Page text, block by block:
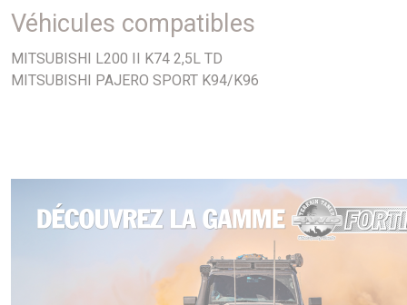
Attention à la courbure - Se référer au schéma
Véhicules compatibles
MITSUBISHI L200 II K74 2,5L TD
MITSUBISHI PAJERO SPORT K94/K96